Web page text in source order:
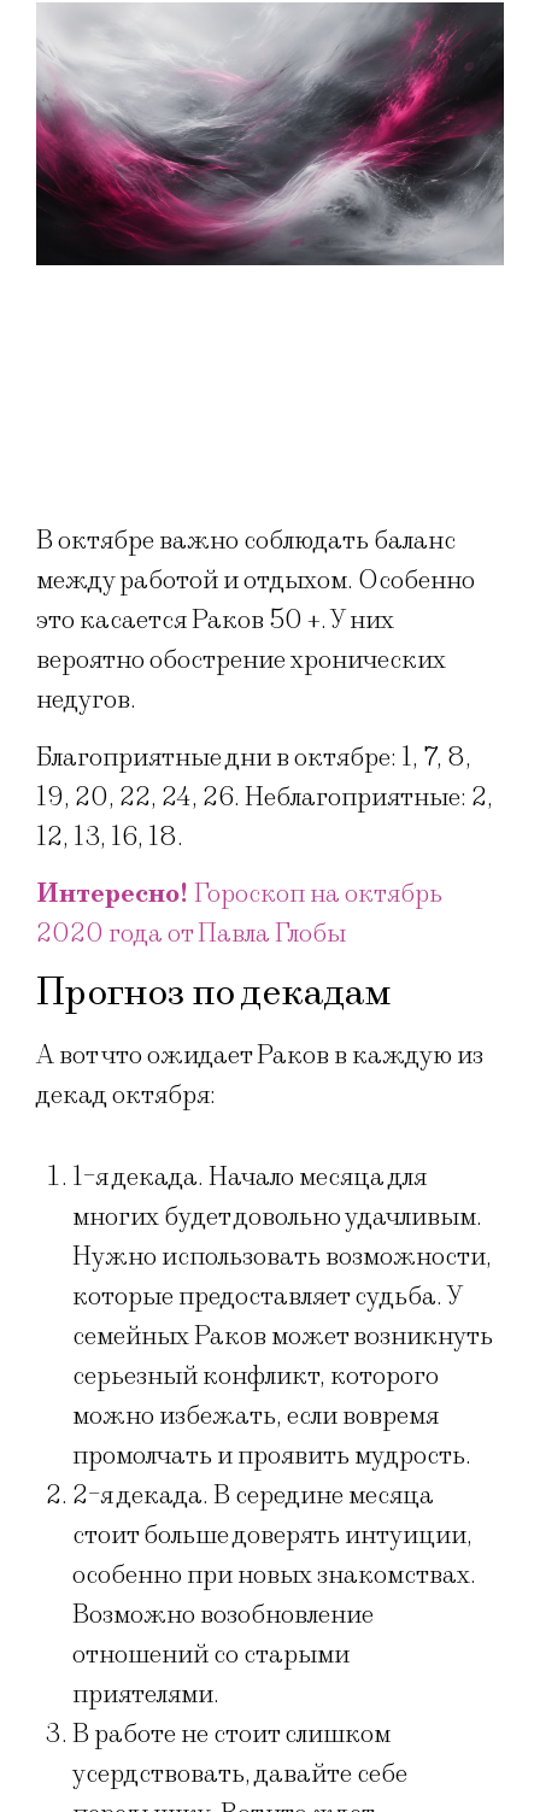
В октябре важно соблюдать баланс
между работой и отдыхом. Особенно
это касается Раков 50 +. У них
вероятно обострение хронических
недугов.
Благоприятные дни в октябре: 1, 7, 8,
19, 20, 22, 24, 26. Неблагоприятные: 2,
12, 13, 16, 18.
Интересно! Гороскоп на октябрь
2020 года от Павла Глобы​
Прогноз по декадам
А вот что ожидает Раков в каждую из
декад октября:
1-я декада. Начало месяца для
многих будет довольно удачливым.
Нужно использовать возможности,
которые предоставляет судьба. У
семейных Раков может возникнуть
серьезный конфликт, которого
можно избежать, если вовремя
промолчать и проявить мудрость.
2-я декада. В середине месяца
стоит больше доверять интуиции,
особенно при новых знакомствах.
Возможно возобновление
отношений со старыми
приятелями.
В работе не стоит слишком
усердствовать, давайте себе